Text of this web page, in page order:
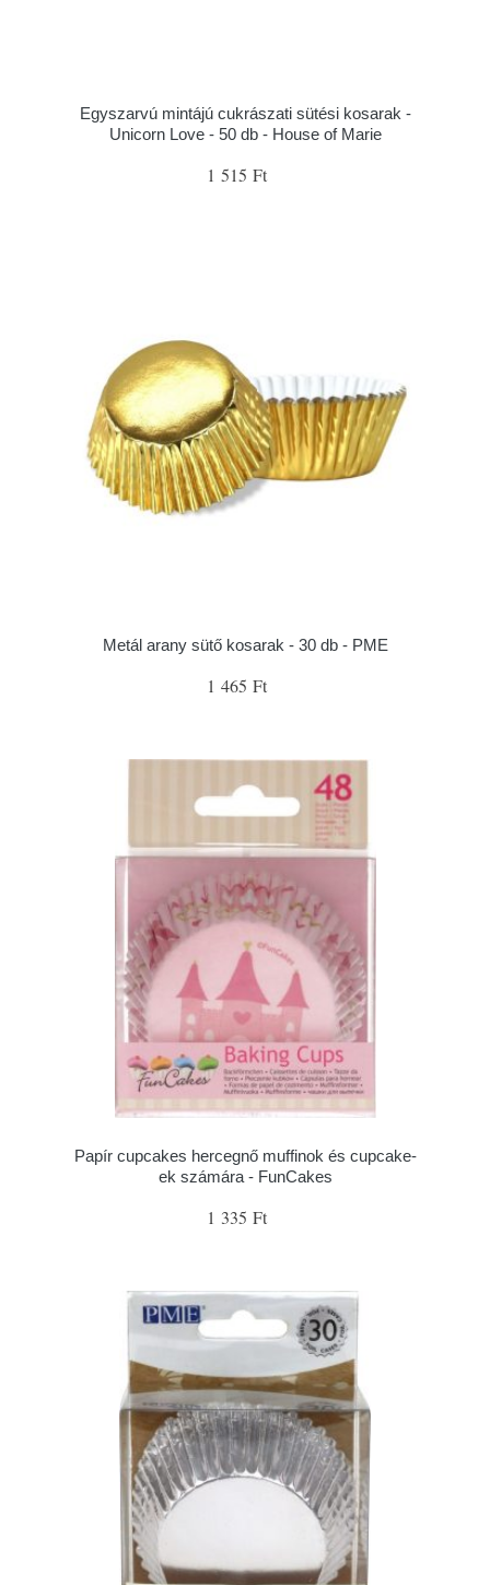
Egyszarvú mintájú cukrászati sütési kosarak -
Unicorn Love - 50 db - House of Marie
1 515 Ft
Metál arany sütő kosarak - 30 db - PME
1 465 Ft
Papír cupcakes hercegnő muffinok és cupcake-
ek számára - FunCakes
1 335 Ft